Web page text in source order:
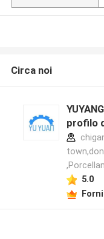
Circa noi
profilo
5.0